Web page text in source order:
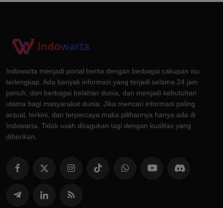
Indowarta menjadi portal berita dengan berbagai cakupan isu
terlengkap. Ada banyak informasi yang terjadi selama 24 jam
penuh, dari berbagai belahan dunia, dan menjadi kebutuhan
utama bagi masyarakat dunia. Jika mencari informasi paling
actual, terkini, dan terpercaya maka pilihannya hanya ada di
Indowarta. Tidak usah diragukan lagi dengan kualitas yang
diberikan.